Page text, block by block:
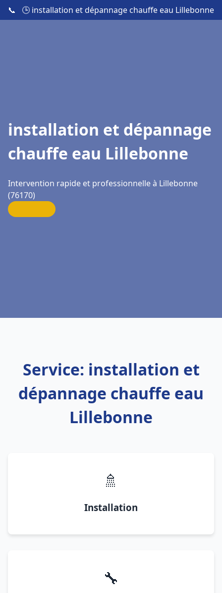
📞 🕒 installation et dépannage chauffe eau Lillebonne
installation et dépannage
chauffe eau Lillebonne
Intervention rapide et professionnelle à Lillebonne
(76170)
Service: installation et
dépannage chauffe eau
Lillebonne
🚿
Installation
🔧